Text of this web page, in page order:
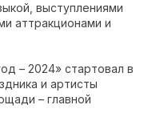
выступлениями
аттракционами и
– 2024» стартовал в
и артисты
– главной